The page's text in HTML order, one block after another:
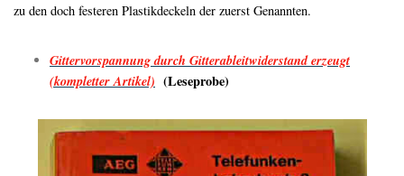
zu den doch festeren Plastikdeckeln der zuerst Genannten.
Gittervorspannung durch Gitterableitwiderstand erzeugt
(kompletter Artikel) (Leseprobe)